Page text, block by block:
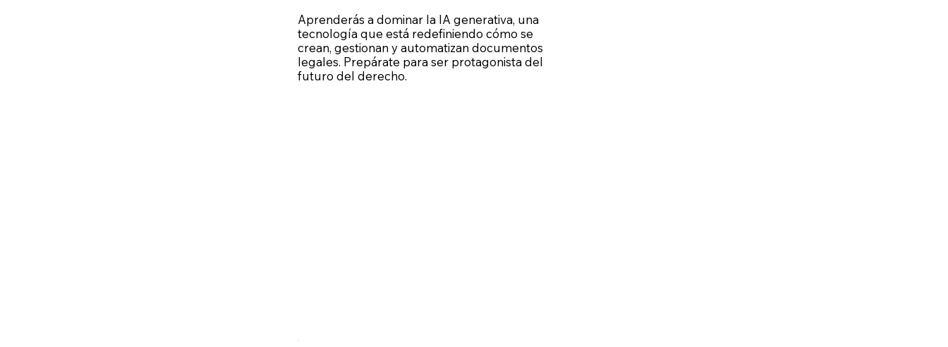
Aprenderás a dominar la IA generativa, una
tecnología que está redefiniendo cómo se
crean, gestionan y automatizan documentos
legales. Prepárate para ser protagonista del
futuro del derecho.